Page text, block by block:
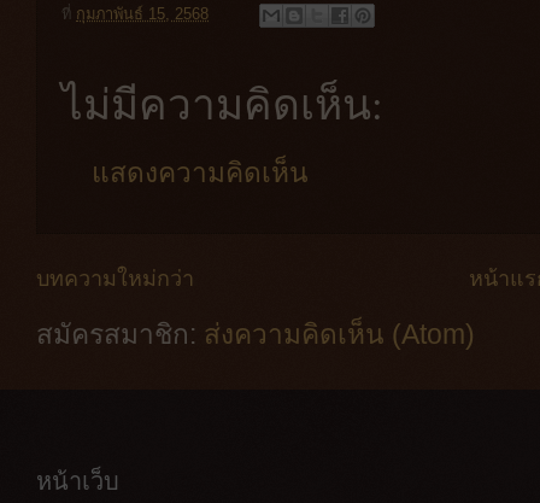
ที่ กุมภาพันธ์ 15, 2568
ไม่มีความคิดเห็น:
แสดงความคิดเห็น
บทความใหม่กว่า หน้าแร
สมัครสมาชิก: ส่งความคิดเห็น (Atom)
หน้าเว็บ